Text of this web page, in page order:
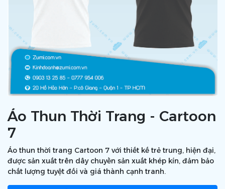
Áo Thun Thời Trang - Cartoon
7
Áo thun thời trang Cartoon 7 với thiết kế trẻ trung, hiện đại,
được sản xuất trên dây chuyền sản xuất khép kín, đảm bảo
chất lượng tuyệt đối và giá thành cạnh tranh.